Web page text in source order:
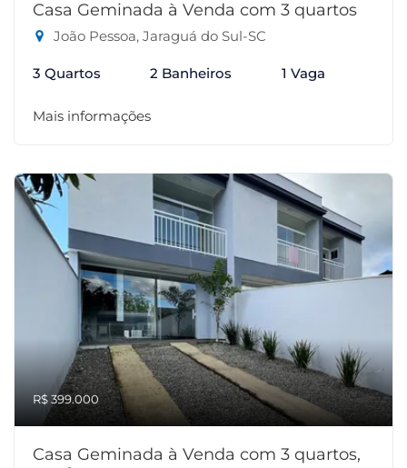
Casa Geminada à Venda com 3 quartos
João Pessoa, Jaraguá do Sul-SC
3 Quartos 2 Banheiros 1 Vaga
Mais informações
R$ 399.000
Casa Geminada à Venda com 3 quartos,